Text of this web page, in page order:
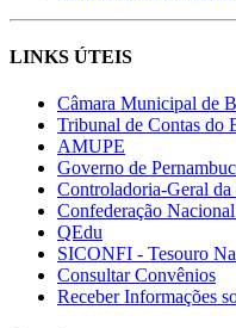
LINKS ÚTEIS
Câmara Municipal de
Tribunal de Contas do
AMUPE
Governo de
Controladoria-Geral
Confederação
QEdu
SICONFI - Tesouro
Consultar Convênios
Receber Informações